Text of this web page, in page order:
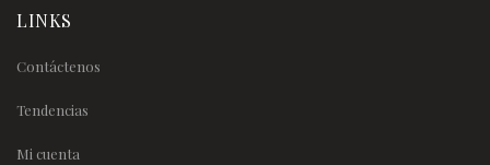
LINKS
Contáctenos
Tendencias
Mi cuenta